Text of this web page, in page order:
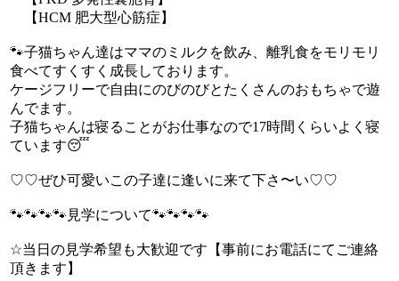
【HCM 肥大型心筋症】
🐾子猫ちゃん達はママのミルクを飲み、離乳食をモリモリ
食べてすくすく成長しております。
ケージフリーで自由にのびのびとたくさんのおもちゃで遊
んでます。
子猫ちゃんは寝ることがお仕事なので17時間くらいよく寝
ています😴
♡♡ぜひ可愛いこの子達に逢いに来て下さ〜い♡♡
🐾🐾🐾🐾見学について🐾🐾🐾🐾
☆当日の見学希望も大歓迎です【事前にお電話にてご連絡
頂きます】